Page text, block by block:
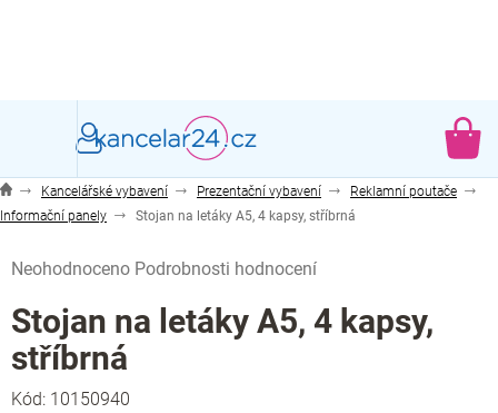
Kancelářské vybavení Prezentační vybavení
Reklamní poutače
Informační panely
Stojan na letáky A5, 4 kapsy, stříbrná
hodnocení
produktu
je
0,0
z
5
Neohodnoceno Podrobnosti hodnocení
Stojan na letáky A5, 4 kapsy,
stříbrná
Kód: 10150940